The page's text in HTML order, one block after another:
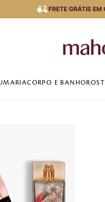
FRETE GRÁTIS
CORPO E BANHO